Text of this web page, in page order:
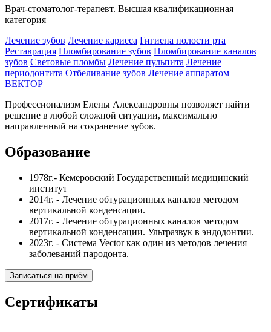
Врач-стоматолог-терапевт. Высшая квалификационная
категория
Лечение зубов Лечение кариеса Гигиена полости рта
Реставрация Пломбирование зубов Пломбирование каналов
зубов Световые пломбы Лечение пульпита Лечение
периодонтита Отбеливание зубов Лечение аппаратом
ВЕКТОР
Профессионализм Елены Александровны позволяет найти
решение в любой сложной ситуации, максимально
направленный на сохранение зубов.
Образование
1978г.- Кемеровский Государственный медицинский
институт
2014г. - Лечение обтурационных каналов методом
вертикальной конденсации.
2017г. - Лечение обтурационных каналов методом
вертикальной конденсации. Ультразвук в эндодонтии.
2023г. - Система Vector как один из методов лечения
заболеваний пародонта.
Записаться на приём
Сертификаты